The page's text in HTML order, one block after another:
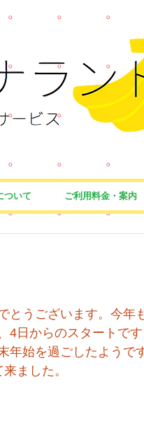
ついて ご利用料金・案内
とうございます。今年
4日からのスタートです
年始を過ごしたようで
ました。